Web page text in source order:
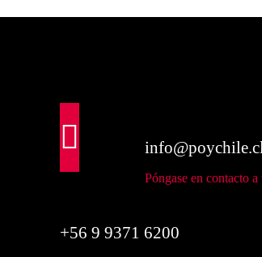
Póngase en contacto
+56 9 9371 6200